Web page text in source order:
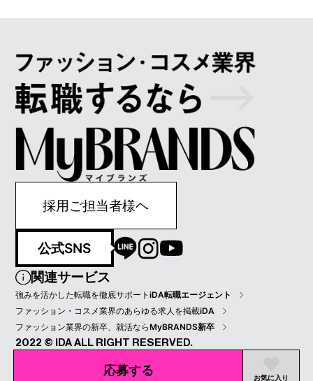
応募する お気に入り
採用ご担当者様ヘ
公式SNS
関連サービス
強みを活かした転職を徹底サポートiDA転職エージェント
ファッション・コスメ業界のあらゆる求人を掲載iDA
ファッション業界の新卒、就活ならMyBRANDS新卒
2022 © IDA ALL RIGHT RESERVED.